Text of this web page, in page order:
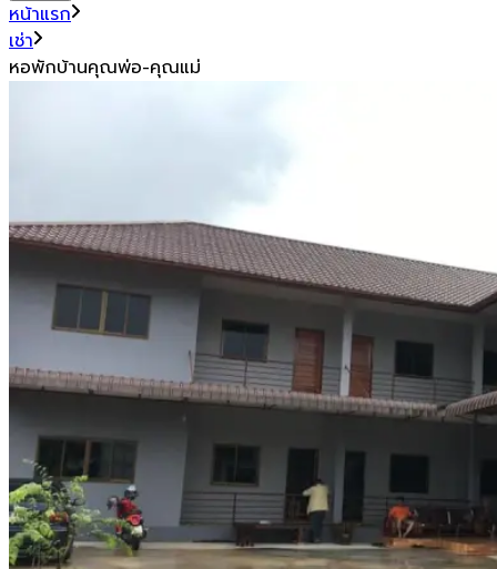
หน้าแรก
เช่า
หอพักบ้านคุณพ่อ-คุณแม่